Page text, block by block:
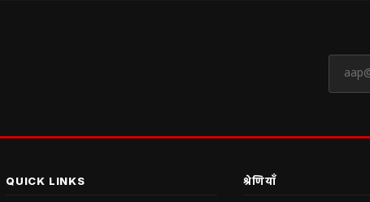
QUICK LINKS श्रेणियाँ